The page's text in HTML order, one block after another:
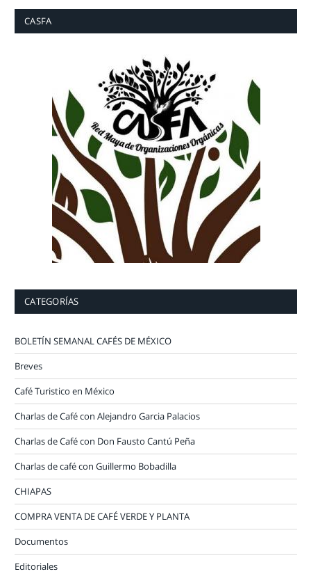
CASFA
CATEGORÍAS
BOLETÍN SEMANAL CAFÉS DE MÉXICO
Breves
Café Turistico en México
Charlas de Café con Alejandro Garcia Palacios
Charlas de Café con Don Fausto Cantú Peña
Charlas de café con Guillermo Bobadilla
CHIAPAS
COMPRA VENTA DE CAFÉ VERDE Y PLANTA
Documentos
Editoriales